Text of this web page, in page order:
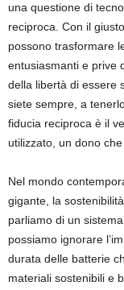
una questione di
reciproca. Con il
possono trasformare
entusiasmanti e prive
della libertà di essere
siete sempre, a
fiducia reciproca è il
utilizzato, un dono
Nel mondo
gigante, la
parliamo di un
possiamo ignorare
durata delle batterie
materiali sostenibili e